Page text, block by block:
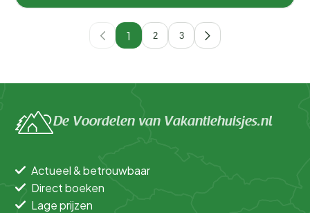
1 2 3
De Voordelen van Vakantiehuisjes.nl
Actueel & betrouwbaar
Direct boeken
Lage prijzen